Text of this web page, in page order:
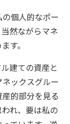
個人的なポー
然ながらマネ
す。
建ての資産と
ックスグルー
的部分を見る
れ、要は私の